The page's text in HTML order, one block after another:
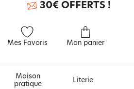
Mes Favoris Mon panier
30€ OFFERTS !
Maison
pratique
Literie